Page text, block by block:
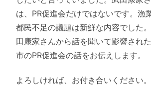
は、PR促進会だけではないです。漁
都民不足の議題は新鮮な内容でした
田康家さんから話を聞いて影響され
市のPR促進会の話をお伝えします。
よろしければ、お付き合いください。